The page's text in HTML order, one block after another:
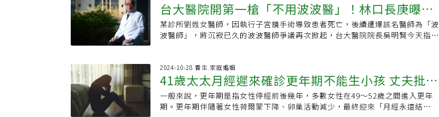
術成績也十分亮眼。晚熟健身咖揪同事開練脫下白袍，郭信宏是個38歲才開始重
訓的「晚熟健身咖」。家中從深蹲架到啞鈴一應俱全，他也把運動文化帶進醫
院，設置健身空間、引進史密斯機，每天開課，員工一堂只要30到50元。「重量
訓練沒有年齡限制，不管幾歲都能進步。」這句話用來形容他的從醫路，似乎也
準，也能在診間裡聽見每一位女性患者沒說出口的擔憂。郭信宏●專長：子宮腫
瘤的保宮治療及手術、海扶刀、達文西、微波刀、腹腔鏡、無痛無麻子宮鏡檢
查、冷刀及雷射子宮鏡手術●現職：中壢宏其婦幼醫院院長●學歷：台北醫學大
學醫學系●經歷：林口長庚醫院婦產部婦女內視鏡科主治醫師兼助理教授、桃園
「與死神角力，救活生命危急的產婦，是最大的價值。」翁順隆說，他接生了很
多嬰兒，最慶幸與難忘的是，救活了20多個產後大出血的產婦，挽救了生命。他
將這份能挽救生命的經歷視為最大的價值與上帝的祝福。如今，他的三個孩子也
都選擇從醫，延續了這份充滿使命感的事業。馬偕醫院是基督長老教會醫院，長
護，更透過活動安排、營養午餐等方式，全方位照顧原住民長者的身心健康，有
效避免失智。未來醫院的資源將持續投注於此，改善偏鄉環境與長者的生活。醫
師是高壓職業，少棒國手出身的翁順隆，有運動底子，平日會與妻子從事快走或
打高爾夫，維持恆定的運動習慣，不僅可維持健康，也是紓壓秘訣。飲食則是掌
孕開始建立完整照護鏈，例如記錄媽媽孕期疾病、用藥、疫苗接種等，讓小兒科
醫師在接手新生兒時能即時掌握背景資訊。這樣能提供更周延的照顧，也有助疾
病預防與早期介入。陳治平舉例，若產前診斷出先天性心臟病，婦產科團隊會提
呼吸道症狀時，可以減少百日咳感染機會，將資訊整合後，有利於兒科醫師判斷
病情。創造留才環境 積極延攬外部醫師上任已滿月的陳治平指出，馬偕兒醫團隊
原本就相當優秀，目標不只是大台北最重要的婦幼後送醫院，更期許達到國際一
流水準，而他的任務就是要創造好的環境、留下人才，因此，馬偕醫院積極延攬
外部醫師與兼職人力，希望減輕工作負擔。陳治平在當住院醫師時，了解自己喜
示，除了卵巢、子宮內膜、睪丸等生殖器官罹癌會影響生育能力外，化療、放療
等癌症輔助治療因主要鎖定新陳代謝快速的細胞，因此毛囊、黏膜、生殖細胞等
也易被破壞，導致病人完成治療後會出現停經及不孕的狀況。她補充，男性癌友
造精功能恢復機率較大，有機會可製造新的精子，但卵子庫存量生來固定，每次
將近1.2萬人，其中女性佔了六成，意即適孕女性罹癌機率較高又易受治療影響導
致不孕，不僅難圓生子夢，對我國國力亦是一大損失。治療前凍精卵 成功率與一
般人無異若癌友未來有生育計畫，黃馨慧指出，以病灶多為單側的睪丸癌為例，
可在放療開始前，在另一側健康睪丸上放置保護屏障，或將女性骨盆腔癌患者健
台大醫院開第一槍「不用波波醫」！林口長庚曝聘
僱醫師評估重點「不一定進得來」
某診所劉姓女醫師，因執行子宮鏡手術導致患者死亡，後續遭爆該名醫師為「波
波醫師」，將沉寂已久的波波醫師爭議再次掀起，台大醫院院長吳明賢今天指
估是否聘僱醫師全台最大的醫學中心林口長庚醫院院長陳建宗表示，長庚以「能
力」評估是否聘僱醫師並非學歷，長庚目前並未清查院內是否有波波醫師，但以
他的認知，波波醫若來申請擔任住院醫師或實習醫師，依能力評判，不一定進得
來。陳建宗表示，波波醫出現在醫學中心的機率「非常低」，醫學中心訓練扎
實、時數長，雖然現在內科、外科、婦產科、兒科、急診等五大科缺醫師，但每
2024-10-28 養生.家庭婚姻
41歲太太月經遲來確診更年期不能生小孩 丈夫批
「妳不再是女人」果斷離婚
一般來說，更年期是指女性停經前後幾年，多數女性在49～52歲之間進入更年
期。更年期伴隨著女性荷爾蒙下降、卵巢活動減少，最終迎來「月經永遠結